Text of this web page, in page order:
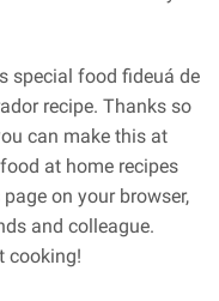
special food fideuá de
recipe. Thanks so
can make this at
at home recipes
on your browser,
and colleague.
cooking!